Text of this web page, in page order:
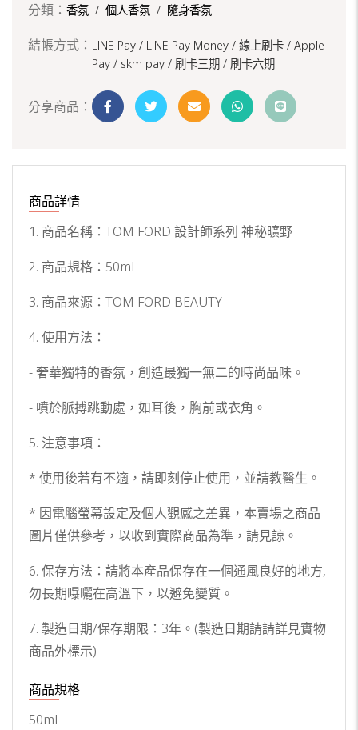
分類： 香氛 / 個人香氛 / 隨身香氛
結帳方式： LINE Pay / LINE Pay Money / 線上刷卡 / Apple
Pay / skm pay / 刷卡三期 / 刷卡六期
分享商品：
商品詳情
1. 商品名稱：TOM FORD 設計師系列 神秘曠野
2. 商品規格：50ml
3. 商品來源：TOM FORD BEAUTY
4. 使用方法：
- 奢華獨特的香氛，創造最獨一無二的時尚品味。
- 噴於脈搏跳動處，如耳後，胸前或衣角。
5. 注意事項：
* 使用後若有不適，請即刻停止使用，並請教醫生。
* 因電腦螢幕設定及個人觀感之差異，本賣場之商品
圖片僅供參考，以收到實際商品為準，請見諒。
6. 保存方法：請將本產品保存在一個通風良好的地方,
勿長期曝曬在高溫下，以避免變質。
7. 製造日期/保存期限：3年。(製造日期請請詳見實物
商品外標示)
商品規格
50ml